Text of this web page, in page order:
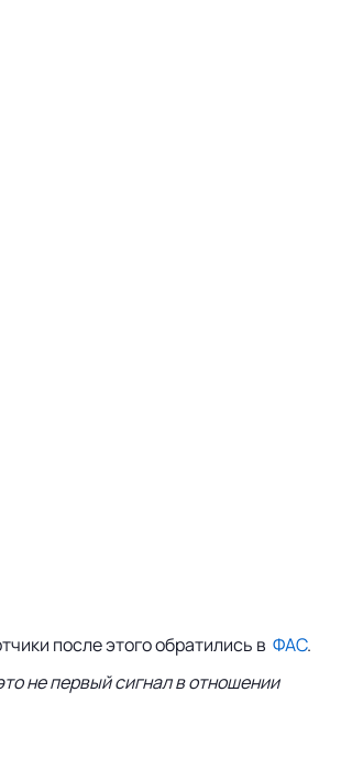
после этого обратились в ФАС.
не первый сигнал в отношении